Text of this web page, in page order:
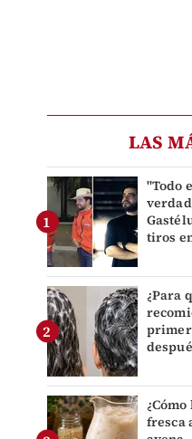
LAS
"Todo
tiros
¿Para
fresca